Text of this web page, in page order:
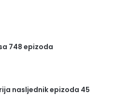
748 epizoda
nasljednik epizoda 45